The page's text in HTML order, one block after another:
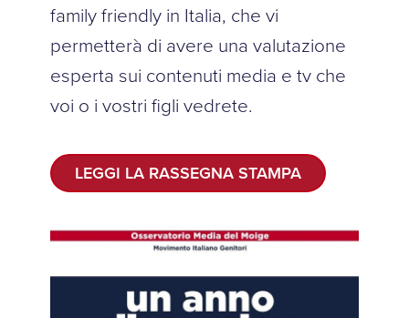
family friendly in Italia, che vi
permetterà di avere una valutazione
esperta sui contenuti media e tv che
voi o i vostri figli vedrete.
LEGGI LA RASSEGNA STAMPA